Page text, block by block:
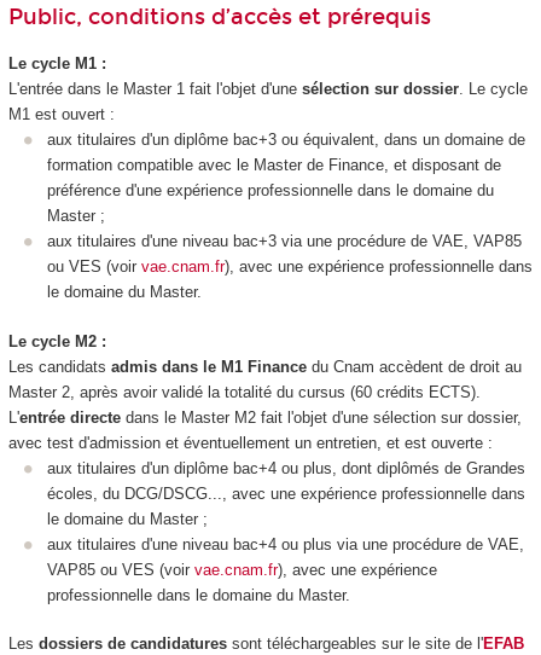
Public, conditions d’accès et prérequis
Le cycle M1 :
L'entrée dans le Master 1 fait l'objet d'une sélection sur dossier. Le cycle
M1 est ouvert :
aux titulaires d'un diplôme bac+3 ou équivalent, dans un domaine de
formation compatible avec le Master de Finance, et disposant de
préférence d'une expérience professionnelle dans le domaine du
Master ;
aux titulaires d'une niveau bac+3 via une procédure de VAE, VAP85
ou VES (voir vae.cnam.fr), avec une expérience professionnelle dans
le domaine du Master.
Le cycle M2 :
Les candidats admis dans le M1 Financedu Cnam accèdent de droit au
Master 2, après avoir validé la totalité du cursus (60 crédits ECTS).
L'entrée directedans le Master M2 fait l'objet d'une sélection sur dossier,
avec test d'admission et éventuellement un entretien, et est ouverte :
aux titulaires d'un diplôme bac+4 ou plus, dont diplômés de Grandes
écoles, du DCG/DSCG..., avec une expérience professionnelle dans
le domaine du Master ;
aux titulaires d'une niveau bac+4 ou plus via une procédure de VAE
VAP85 ou VES (voir vae.cnam.fr), avec une expérience
professionnelle dans le domaine du Master.
Les dossiers de candidaturessont téléchargeables sur le site de l'EFAB